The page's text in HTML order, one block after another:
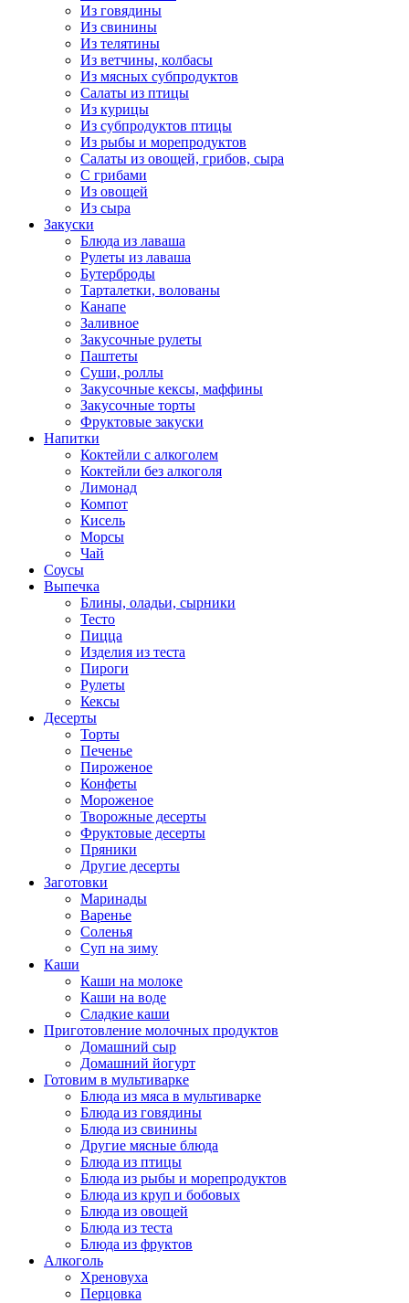
Из говядины
Из свинины
Из телятины
Из ветчины, колбасы
Из мясных субпродуктов
Салаты из птицы
Из курицы
Из субпродуктов птицы
Из рыбы и морепродуктов
Салаты из овощей, грибов, сыра
С грибами
Из овощей
Из сыра
Закуски
Блюда из лаваша
Рулеты из лаваша
Бутерброды
Тарталетки, волованы
Канапе
Заливное
Закусочные рулеты
Паштеты
Суши, роллы
Закусочные кексы, маффины
Закусочные торты
Фруктовые закуски
Напитки
Коктейли с алкоголем
Коктейли без алкоголя
Лимонад
Компот
Кисель
Морсы
Чай
Соусы
Выпечка
Блины, оладьи, сырники
Тесто
Пицца
Изделия из теста
Пироги
Рулеты
Кексы
Десерты
Торты
Печенье
Пироженое
Конфеты
Мороженое
Творожные десерты
Фруктовые десерты
Пряники
Другие десерты
Заготовки
Маринады
Варенье
Соленья
Суп на зиму
Каши
Каши на молоке
Каши на воде
Сладкие каши
Приготовление молочных продуктов
Домашний сыр
Домашний йогурт
Готовим в мультиварке
Блюда из мяса в мультиварке
Блюда из говядины
Блюда из свинины
Другие мясные блюда
Блюда из птицы
Блюда из рыбы и морепродуктов
Блюда из круп и бобовых
Блюда из овощей
Блюда из теста
Блюда из фруктов
Алкоголь
Хреновуха
Перцовка